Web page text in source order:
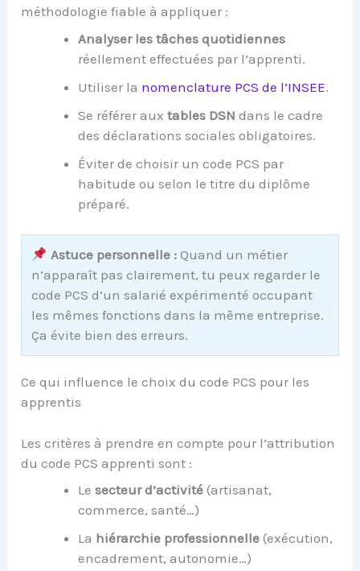
méthodologie fiable à appliquer :
Analyser les tâches quotidiennes
réellement effectuées par l’apprenti.
Utiliser la nomenclature PCS de l’INSEE.
Se référer auxtables DSN dans le cadre
des déclarations sociales obligatoires.
Éviter de choisir un code PCS par
habitude ou selon le titre du diplôme
préparé.
Astuce personnelle :Quand un métier
n’apparaît pas clairement, tu peux regarder le
code PCS d’un salarié expérimenté occupant
les mêmes fonctions dans la même entreprise.
Ça évite bien des erreurs.
Ce qui influence le choix du code PCS pour les
apprentis
Les critères à prendre en compte pour l’attribution
du code PCS apprenti sont :
Lesecteur d’activité (artisanat,
commerce, santé…)
La hiérarchie professionnelle (exécution,
encadrement, autonomie…)